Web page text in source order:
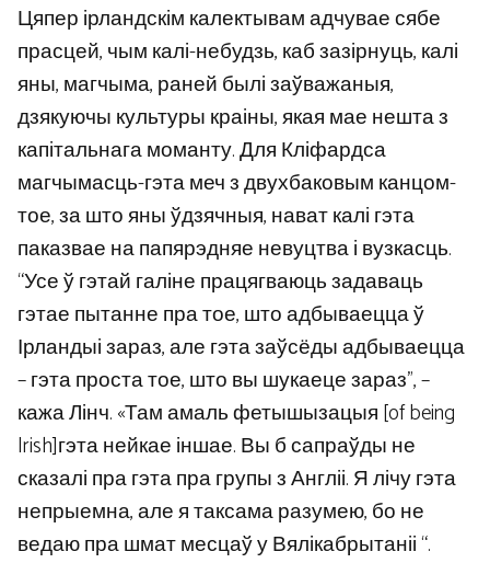
Цяпер ірландскім калектывам адчувае сябе
прасцей, чым калі-небудзь, каб зазірнуць, калі
яны, магчыма, раней былі заўважаныя,
дзякуючы культуры краіны, якая мае нешта з
капітальнага моманту. Для Кліфардса
магчымасць-гэта меч з двухбаковым канцом-
тое, за што яны ўдзячныя, нават калі гэта
паказвае на папярэдняе невуцтва і вузкасць.
“Усе ў гэтай галіне працягваюць задаваць
гэтае пытанне пра тое, што адбываецца ў
Ірландыі зараз, але гэта заўсёды адбываецца
– гэта проста тое, што вы шукаеце зараз”, –
кажа Лінч. «Там амаль фетышызацыя [of being
Irish]гэта нейкае іншае. Вы б сапраўды не
сказалі пра гэта пра групы з Англіі. Я лічу гэта
непрыемна, але я таксама разумею, бо не
ведаю пра шмат месцаў у Вялікабрытаніі “.